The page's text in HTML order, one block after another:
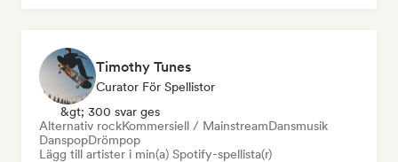
Timothy Tunes
Curator För Spellistor
&gt; 300 svar ges
Alternativ rockKommersiell / MainstreamDansmusik
DanspopDrömpop
Lägg till artister i min(a) Spotify-spellista(r)